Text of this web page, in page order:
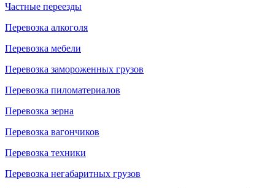
Частные переезды
Перевозка алкоголя
Перевозка мебели
Перевозка замороженных грузов
Перевозка пиломатериалов
Перевозка зерна
Перевозка вагончиков
Перевозка техники
Перевозка негабаритных грузов